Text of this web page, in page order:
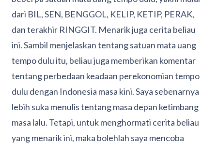
dari BIL, SEN, BENGGOL, KELIP, KETIP, PERAK,
dan terakhir RINGGIT. Menarik juga cerita beliau
ini. Sambil menjelaskan tentang satuan mata uang
tempo dulu itu, beliau juga memberikan komentar
tentang perbedaan keadaan perekonomian tempo
dulu dengan Indonesia masa kini. Saya sebenarnya
lebih suka menulis tentang masa depan ketimbang
masa lalu. Tetapi, untuk menghormati cerita beliau
yang menarik ini, maka bolehlah saya mencoba